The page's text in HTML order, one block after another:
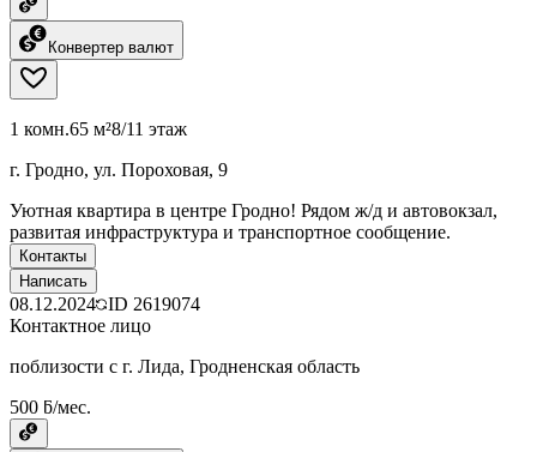
Конвертер валют
1 комн.65 м²8/11 этаж
г. Гродно, ул. Пороховая, 9
Уютная квартира в центре Гродно! Рядом ж/д и автовокзал,
развитая инфраструктура и транспортное сообщение.
Контакты
Написать
08.12.2024 ID 2619074
Контактное лицо
поблизости с г. Лида, Гродненская область
500 ƃ/мес.